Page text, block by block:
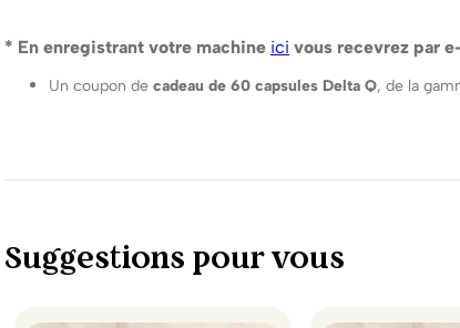
* En enregistrant votre machine ici vous recevrez par
Un coupon de cadeau de 60 capsules Delta Q, de la
Suggestions pour vous